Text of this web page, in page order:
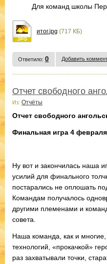
Для команд школы
JPG
итог.jpg (717 КБ)
Ответило: 0 Добавить
Отчет свободного
Из: Отчёты
Отчет свободного
Финальная игра 4 февраля
Ну вот и закончилась наша
усилий для финального
постарались не оплошать
Командам получалось
другими племенами и
совета.
Наша команда, как и
технологий, «прокачкой»
раз захватывали точки,